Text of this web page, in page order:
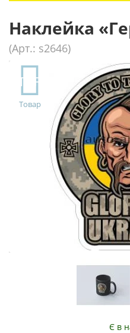
Наклейка
(Арт.: s2646)
TOP
Товар
Є в